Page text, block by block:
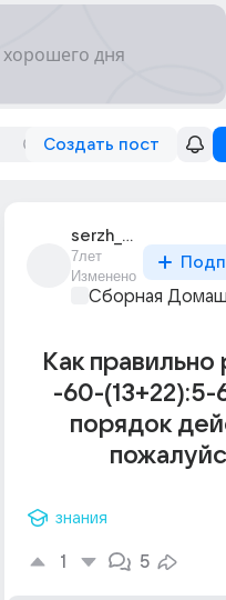
Создать пост
serzh_2570
7лет
Изменено
Сборная
Как
-60-(13+22):5-
порядок
знания
1 5